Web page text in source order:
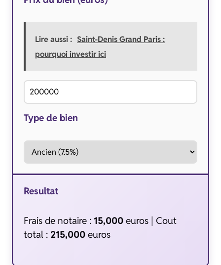
Lire aussi : Saint-Denis Grand Paris :
pourquoi investir ici
Type de bien
Resultat
Frais de notaire : 15,000 euros | Cout
total : 215,000 euros